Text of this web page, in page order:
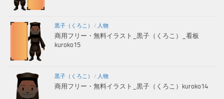
黒子（くろこ） / 人物
商用フリー・無料イラスト_黒子（くろこ）_看板
kuroko15
黒子（くろこ） / 人物
商用フリー・無料イラスト_黒子（くろこ）kuroko14